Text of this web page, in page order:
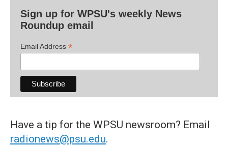
Sign up for WPSU's weekly News
Roundup email
Email Address *
Have a tip for the WPSU newsroom? Email
radionews@psu.edu.